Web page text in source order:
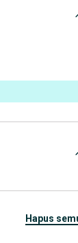
hapus